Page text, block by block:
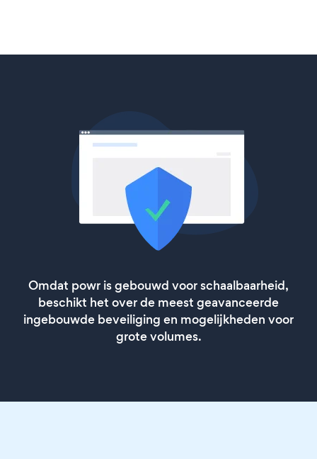
Omdat powr is gebouwd voor schaalbaarheid,
beschikt het over de meest geavanceerde
ingebouwde beveiliging en mogelijkheden voor
grote volumes.